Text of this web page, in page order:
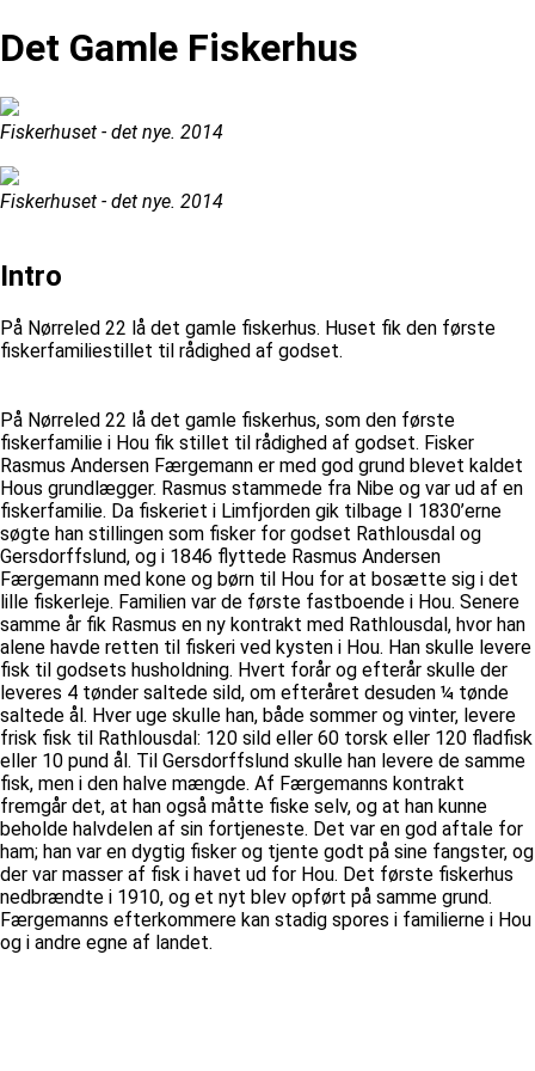
Det Gamle Fiskerhus
Fiskerhuset - det nye. 2014
Fiskerhuset - det nye. 2014
Intro
På Nørreled 22 lå det gamle fiskerhus. Huset fik den første
fiskerfamiliestillet til rådighed af godset.
På Nørreled 22 lå det gamle fiskerhus, som den første
fiskerfamilie i Hou fik stillet til rådighed af godset. Fisker
Rasmus Andersen Færgemann er med god grund blevet kaldet
Hous grundlægger. Rasmus stammede fra Nibe og var ud af en
fiskerfamilie. Da fiskeriet i Limfjorden gik tilbage I 1830’erne
søgte han stillingen som fisker for godset Rathlousdal og
Gersdorffslund, og i 1846 flyttede Rasmus Andersen
Færgemann med kone og børn til Hou for at bosætte sig i det
lille fiskerleje. Familien var de første fastboende i Hou. Senere
samme år fik Rasmus en ny kontrakt med Rathlousdal, hvor han
alene havde retten til fiskeri ved kysten i Hou. Han skulle levere
fisk til godsets husholdning. Hvert forår og efterår skulle der
leveres 4 tønder saltede sild, om efteråret desuden ¼ tønde
saltede ål. Hver uge skulle han, både sommer og vinter, levere
frisk fisk til Rathlousdal: 120 sild eller 60 torsk eller 120 fladfisk
eller 10 pund ål. Til Gersdorffslund skulle han levere de samme
fisk, men i den halve mængde. Af Færgemanns kontrakt
fremgår det, at han også måtte fiske selv, og at han kunne
beholde halvdelen af sin fortjeneste. Det var en god aftale for
ham; han var en dygtig fisker og tjente godt på sine fangster, og
der var masser af fisk i havet ud for Hou. Det første fiskerhus
nedbrændte i 1910, og et nyt blev opført på samme grund.
Færgemanns efterkommere kan stadig spores i familierne i Hou
og i andre egne af landet.